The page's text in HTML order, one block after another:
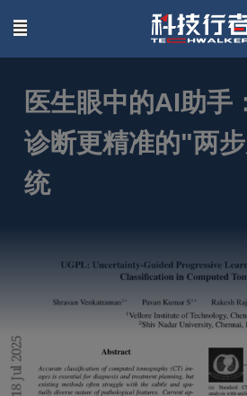
联系我们
医生眼中的AI助手
诊断更精准的"两
统